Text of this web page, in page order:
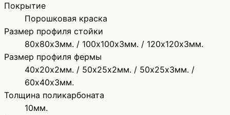
Покрытие
Порошковая краска
Размер профиля стойки
80х80х3мм. / 100х100х3мм. / 120х120х3мм.
Размер профиля фермы
40х20х2мм. / 50х25х2мм. / 50х25х3мм. /
60х40х3мм.
Толщина поликарбоната
10мм.